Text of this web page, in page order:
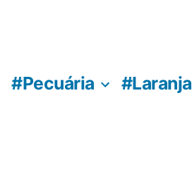
#Pecuária #Laranja